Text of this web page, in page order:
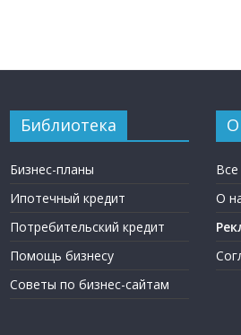
Библиотека
Бизнес-планы
Ипотечный кредит
Потребительский кредит
Помощь бизнесу
Советы по бизнес-сайтам
О
Все
О